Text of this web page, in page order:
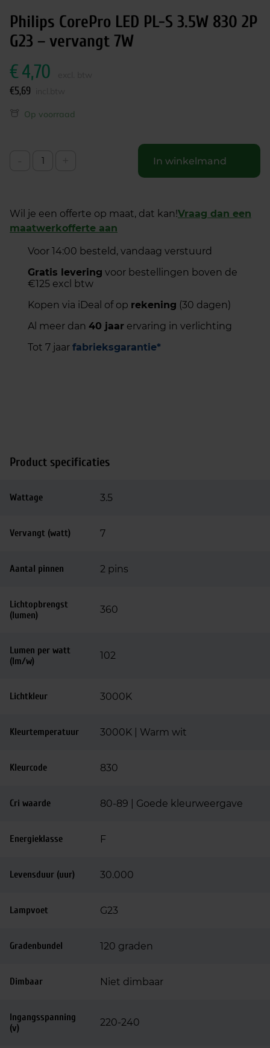
Philips CorePro LED PL-S 3.5W 830 2P
G23 – vervangt 7W
€4,70
€5,69
Op voorraad
In winkelmand
Wil je een offerte op maat, dat kan!Vraag dan een
maatwerkofferte aan
Voor 14:00 besteld, vandaag verstuurd
Gratis levering voor bestellingen boven de
€125 excl btw
Kopen via iDeal of op rekening (30 dagen)
Al meer dan 40 jaar ervaring in verlichting
Tot 7 jaar fabrieksgarantie*
Product specificaties
Wattage 3.5
Vervangt (watt) 7
Aantal pinnen 2 pins
Lichtopbrengst
(lumen)
360
Lumen per watt
(lm/w)
102
Lichtkleur 3000K
Kleurtemperatuur 3000K | Warm wit
Kleurcode 830
Cri waarde 80-89 | Goede kleurweergave
Energieklasse F
Levensduur (uur) 30.000
Lampvoet G23
Gradenbundel 120 graden
Dimbaar Niet dimbaar
Ingangsspanning
(v)
220-240